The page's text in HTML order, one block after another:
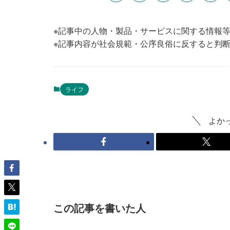
※記事中の人物・製品・サービスに関する情報
※記事内容が社会規範・公序良俗に反すると判
ライフ
よか
この記事を書いた人